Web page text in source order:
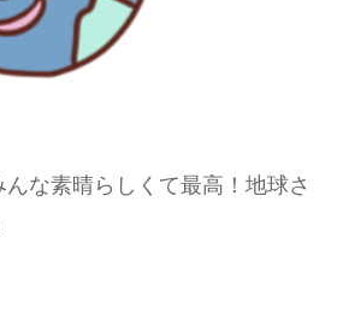
な素晴らしくて最高！地球さ